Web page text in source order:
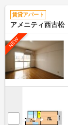
賃貸アパート
アメニティ西古松
NEW